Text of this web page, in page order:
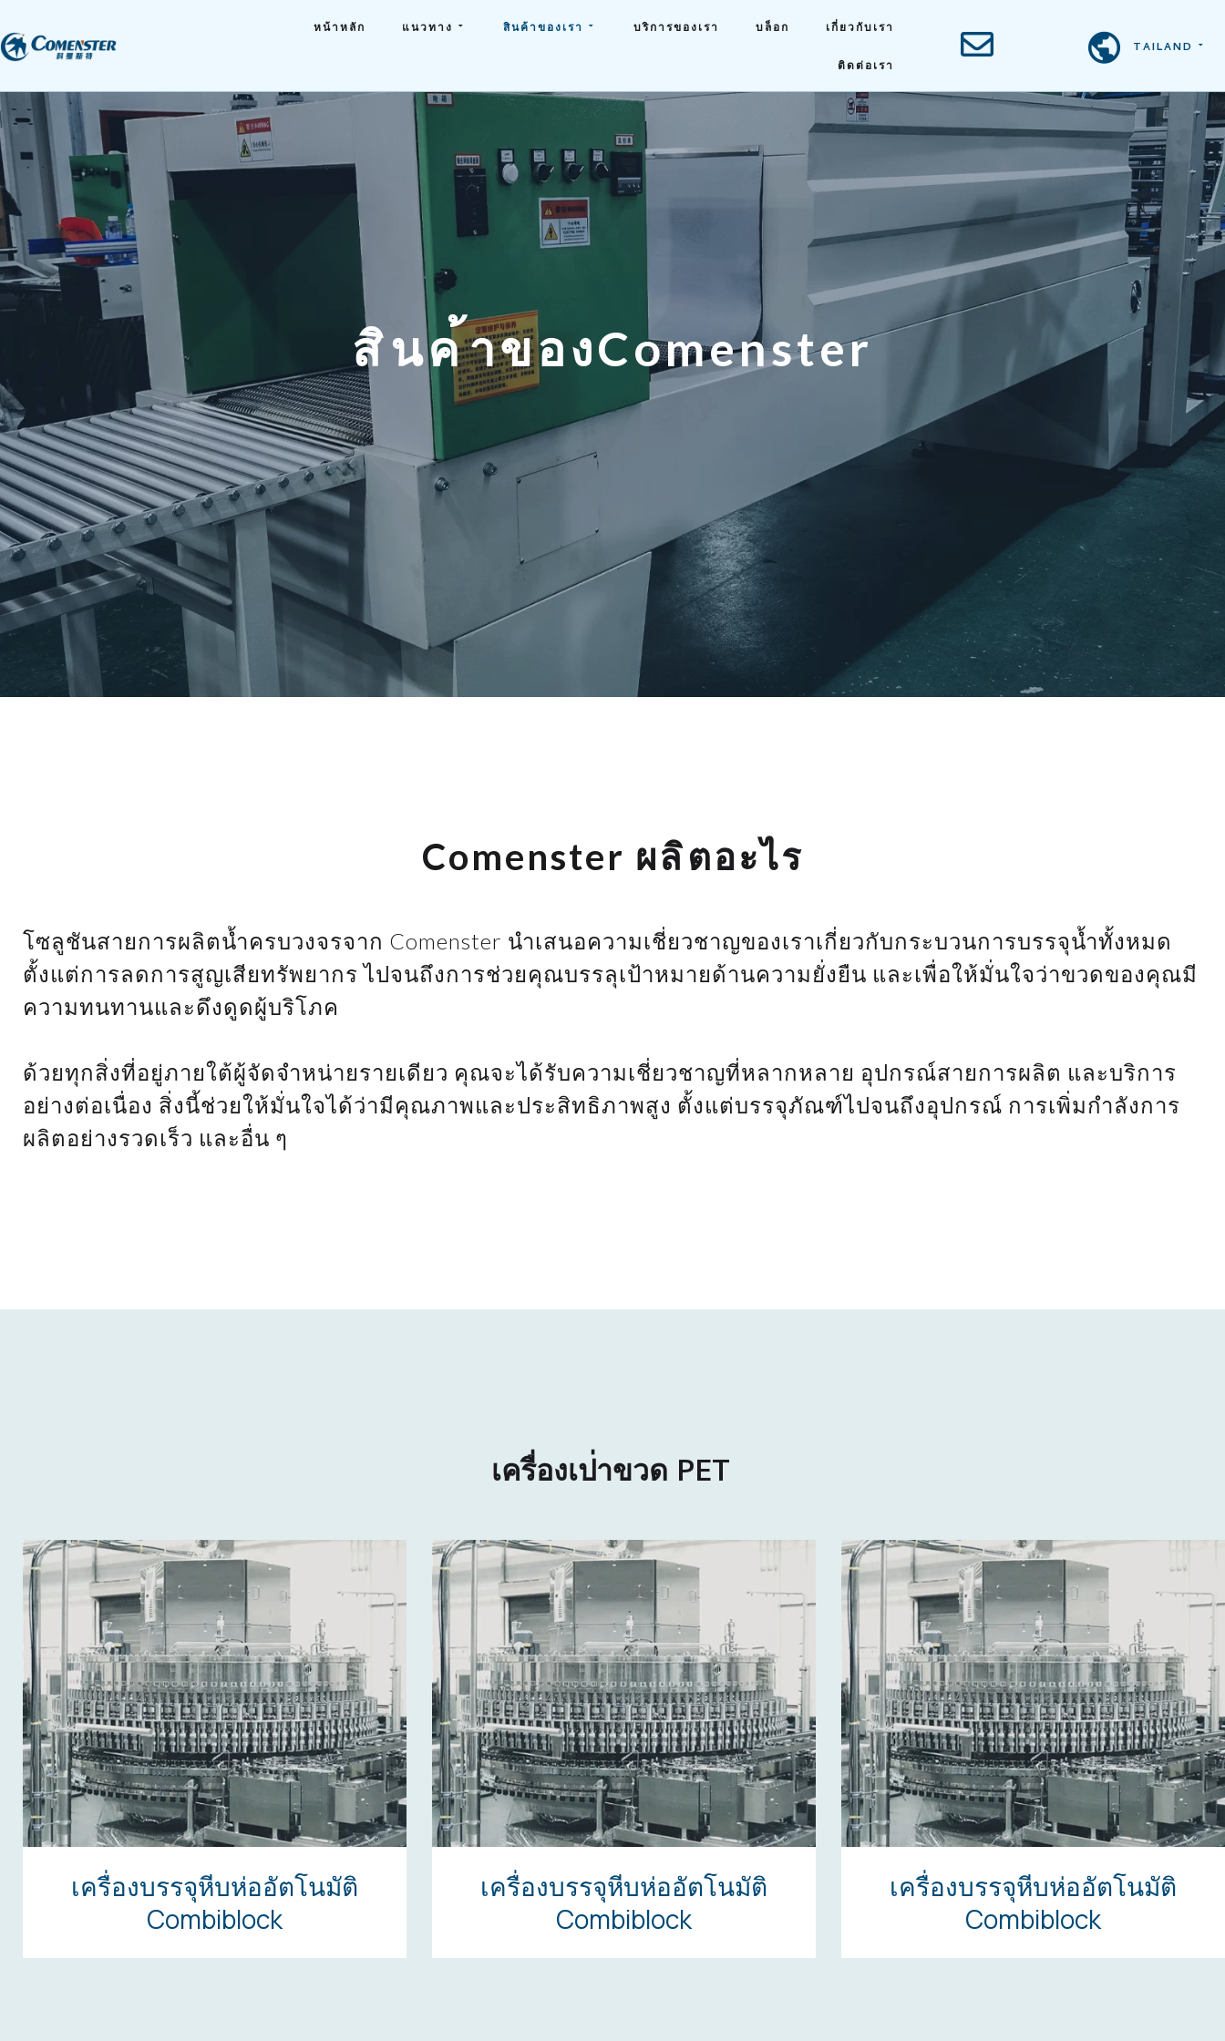
หน้าหลัก แนวทาง สินค้าของเรา บริการของเรา บล็อก เกี่ยวกับเรา
ติดต่อเรา
TAILAND
สนค้าของComenster
Comenster ผลตอะไร
โซลูชันสายการผลิตน้ำครบวงจรจาก Comenster นำเสนอความเชี่ยวชาญของเราเกี่ยวกับกระบวนการบรรจุน้ำทั้งหมด
ตั้งแต่การลดการสูญเสียทรัพยากร ไปจนถึงการช่วยคุณบรรลุเป้าหมายด้านความยั่งยืน และเพื่อให้มั่นใจว่าขวดของคุณมี
ความทนทานและดึงดูดผู้บริโภค
ด้วยทุกสิ่งที่อยู่ภายใต้ผู้จัดจำหน่ายรายเดียว คุณจะได้รับความเชี่ยวชาญที่หลากหลาย อุปกรณ์สายการผลิต และบริการ
อย่างต่อเนื่อง สิ่งนี้ช่วยให้มั่นใจได้ว่ามีคุณภาพและประสิทธิภาพสูง ตั้งแต่บรรจุภัณฑ์ไปจนถึงอุปกรณ์ การเพิ่มกำลังการ
ผลิตอย่างรวดเร็ว และอื่น ๆ
เครองเปาขวด PET
เครื่องบรรจุหีบห่ออัตโนมัติ
Combiblock
เครื่องบรรจุหีบห่ออัตโนมัติ
Combiblock
เครื่องบรรจุหีบห่ออัตโนมัติ
Combiblock